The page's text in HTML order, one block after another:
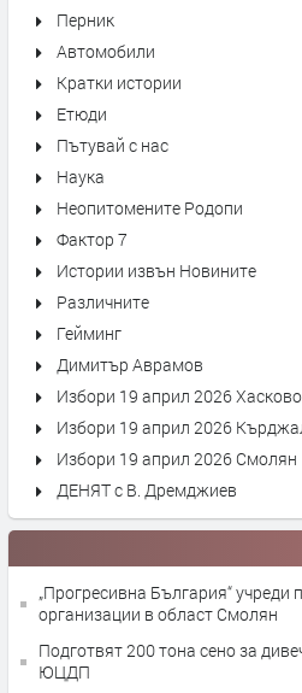
Перник
Автомобили
Кратки истории
Етюди
Пътувай с нас
Наука
Неопитомените Родопи
Фактор 7
Истории извън Новините
Различните
Гейминг
Димитър Аврамов
Избори 19 април 2026 Хасково
Избори 19 април 2026
Избори 19 април 2026 Смолян
ДЕНЯТ с В. Дремджиев
„Прогресивна България“ учреди
организации в област Смолян
Подготвят 200 тона сено за
ЮЦДП